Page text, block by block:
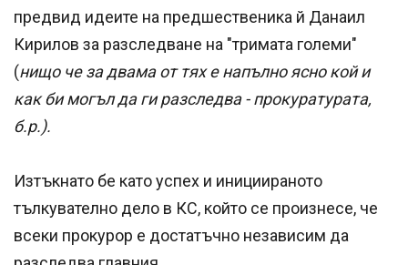
предвид идеите на предшественика й Данаил
Кирилов за разследване на "тримата големи"
(нищо че за двама от тях е напълно ясно кой и
как би могъл да ги разследва - прокуратурата,
б.р.).
Изтъкнато бе като успех и инициираното
тълкувателно дело в КС, който се произнесе, че
всеки прокурор е достатъчно независим да